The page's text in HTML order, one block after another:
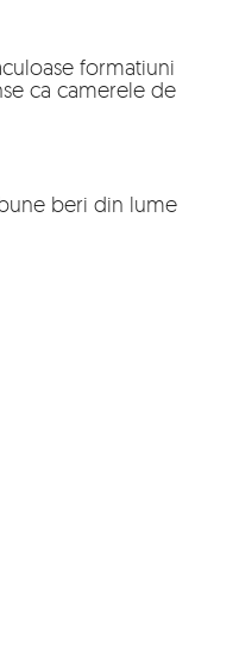
formatiuni
ca camerele de
beri din lume